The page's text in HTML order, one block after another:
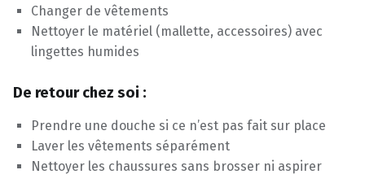
Changer de vêtements
Nettoyer le matériel (mallette, accessoires) avec
lingettes humides
De retour chez soi :
Prendre une douche si ce n’est pas fait sur place
Laver les vêtements séparément
Nettoyer les chaussures sans brosser ni aspirer